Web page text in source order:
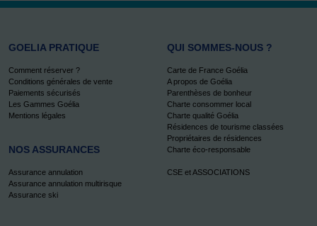
GOELIA PRATIQUE
Comment réserver ?
Conditions générales de vente
Paiements sécurisés
Les Gammes Goélia
Mentions légales
NOS ASSURANCES
Assurance annulation
Assurance annulation multirisque
Assurance ski
QUI SOMMES-NOUS ?
Carte de France Goélia
A propos de Goélia
Parenthèses de bonheur
Charte consommer local
Charte qualité Goélia
Résidences de tourisme classées
Propriétaires de résidences
Charte éco-responsable
CSE et ASSOCIATIONS